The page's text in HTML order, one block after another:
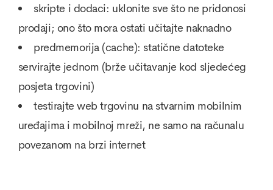
skripte i dodaci: uklonite sve što ne pridonosi
prodaji; ono što mora ostati učitajte naknadno
predmemorija (cache): statične datoteke
servirajte jednom (brže učitavanje kod sljedećeg
posjeta trgovini)
testirajte web trgovinu na stvarnim mobilnim
uređajima i mobilnoj mreži, ne samo na računalu
povezanom na brzi internet